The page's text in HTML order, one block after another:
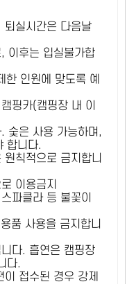
실시간은 다음날
이후는 입실불가합
인원에 맞도록 예
핑카(캠핑장 내 이
숯은 사용 가능하며,
합니다.
칙적으로 금지합니
이용금지
파클라 등 불꽃이
품 사용을 금지합니
다. 흡연은 캠핑장
다.
접수된 경우 강제